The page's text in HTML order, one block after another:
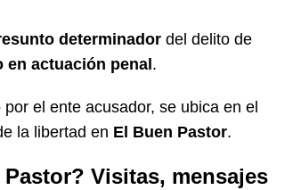
determinador del delito de
en actuación penal .
el ente acusador, se ubica en el
la libertad en El Buen Pastor.
Visitas, mensajes